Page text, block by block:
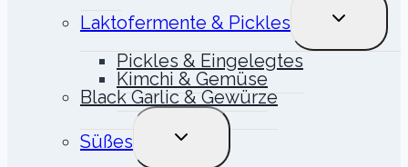
Laktofermente & Pickles
Pickles & Eingelegtes
Kimchi & Gemüse
Black Garlic & Gewürze
Süßes
UNTERMENÜ
UMSCHALTEN